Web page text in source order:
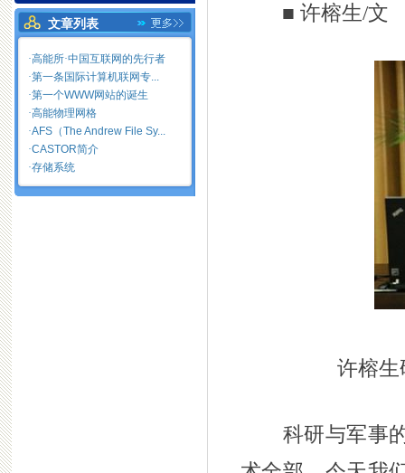
文章列表
·高能所·中国互联网的先行者
·第一条国际计算机联网专...
·第一个WWW网站的诞生
·高能物理网格
·AFS（The Andrew File Sy...
·CASTOR简介
·存储系统
■ 许榕生/
许榕生研
科研与军事的